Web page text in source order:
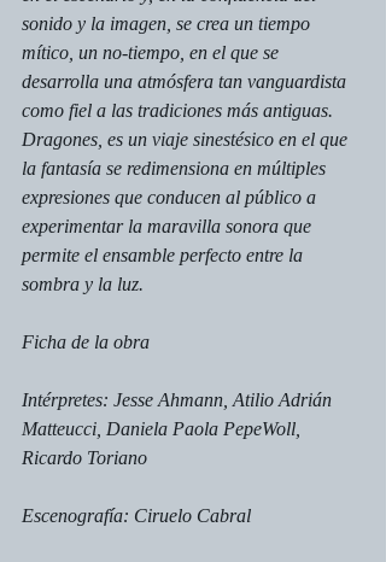
sonido y la imagen, se crea un tiempo
mítico, un no-tiempo, en el que se
desarrolla una atmósfera tan vanguardista
como fiel a las tradiciones más antiguas.
Dragones, es un viaje sinestésico en el que
la fantasía se redimensiona en múltiples
expresiones que conducen al público a
experimentar la maravilla sonora que
permite el ensamble perfecto entre la
sombra y la luz.
Ficha de la obra
Intérpretes: Jesse Ahmann, Atilio Adrián
Matteucci, Daniela Paola PepeWoll,
Ricardo Toriano
Escenografía: Ciruelo Cabral